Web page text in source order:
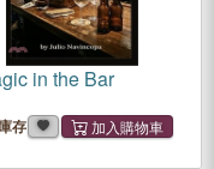
in the Bar
存